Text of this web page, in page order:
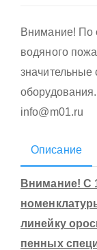
Внимание! По
водяного
значительные
info@m01.ru
Описание
Внимание! С
линейку
пенных